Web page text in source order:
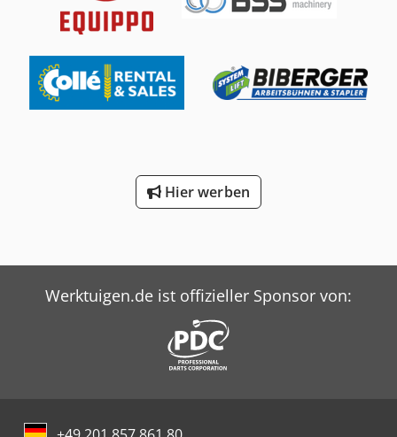
Hier werben
Werktuigen.de ist offizieller Sponsor von: